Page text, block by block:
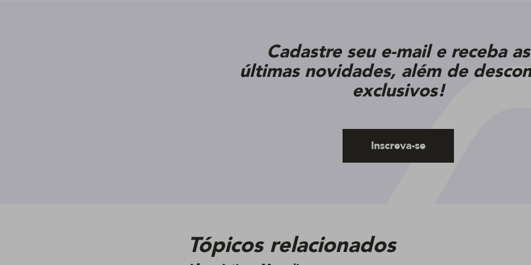
Cadastre seu e-mail e receba as
últimas novidades, além de
exclusivos!
Inscreva-se
Tópicos relacionados